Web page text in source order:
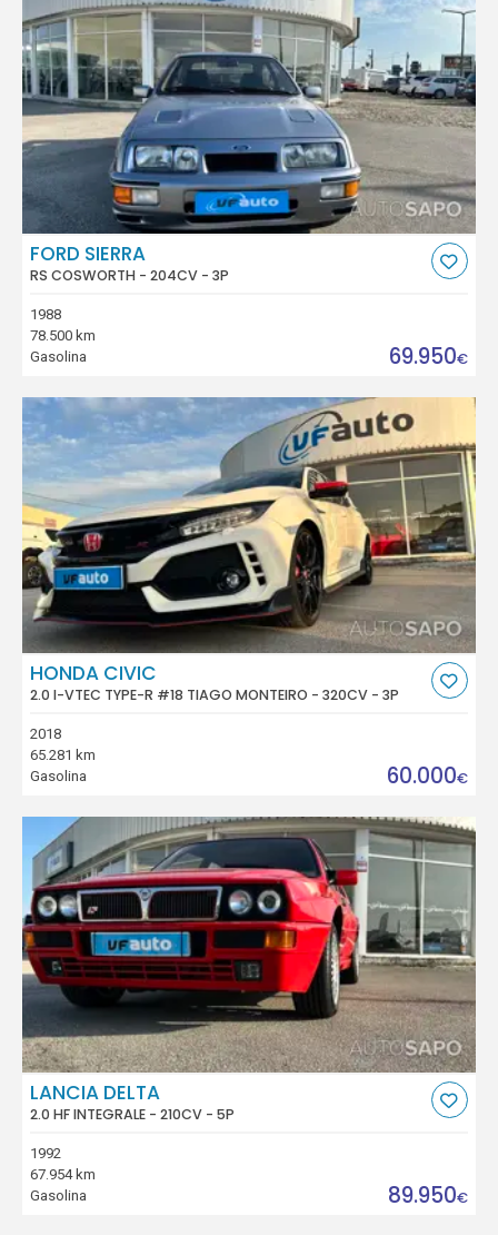
FORD SIERRA
RS COSWORTH - 204CV - 3P
1988
78.500 km
Gasolina
69.950€
HONDA CIVIC
2.0 I-VTEC TYPE-R #18 TIAGO MONTEIRO - 320CV - 3P
2018
65.281 km
Gasolina
60.000€
LANCIA DELTA
2.0 HF INTEGRALE - 210CV - 5P
1992
67.954 km
Gasolina
89.950€